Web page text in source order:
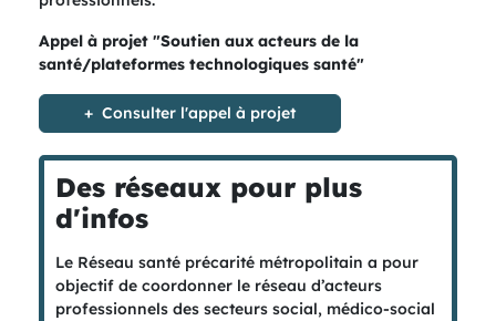
Appel à projet "Soutien aux acteurs de la
santé/plateformes technologiques santé"
Consulter l'appel à projet
Des réseaux pour plus
d'infos
Le Réseau santé précarité métropolitain a pour
objectif de coordonner le réseau d’acteurs
professionnels des secteurs social, médico-social